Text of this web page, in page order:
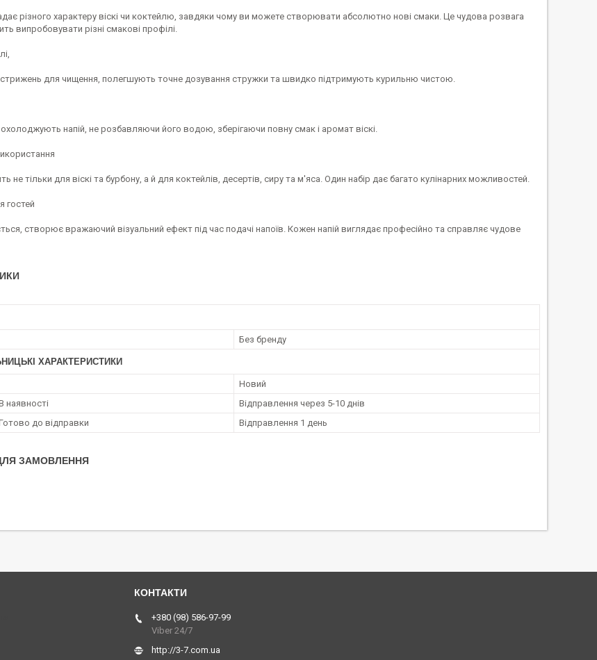
різного характеру віскі чи коктейлю, завдяки чому ви можете створювати абсолютно нові смаки. Це чудова розвага
випробовувати різні смакові профілі.
стрижень для чищення, полегшують точне дозування стружки та швидко підтримують курильню чистою.
напій, не розбавляючи його водою, зберігаючи повну смак і аромат віскі.
не тільки для віскі та бурбону, а й для коктейлів, десертів, сиру та м'яса. Один набір дає багато кулінарних можливостей.
гостей
створює вражаючий візуальний ефект під час подачі напоїв. Кожен напій виглядає професійно та справляє чудове
Без бренду
ХАРАКТЕРИСТИКИ
Новий
наявності
Відправлення через 5-10 днів
до відправки
Відправлення 1 день
ЗАМОВЛЕННЯ
+380 (98) 586-97-99
Viber 24/7
http://3-7.com.ua